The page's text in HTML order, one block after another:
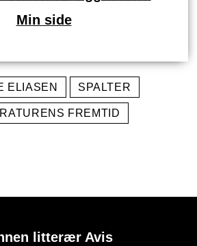
Min side
ELIASEN SPALTER
FREMTID
litterær Avis